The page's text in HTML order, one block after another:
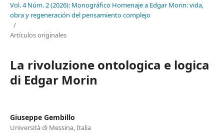
Vol. 4 Núm. 2 (2026): Monográfico Homenaje a Edgar Morin: vida,
obra y regeneración del pensamiento complejo
/
Artículos originales
La rivoluzione ontologica e logica
di Edgar Morin
Giuseppe Gembillo
Università di Messina, Italia